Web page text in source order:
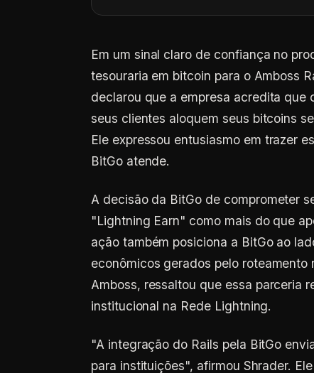
Em um sinal claro de confiança no
tesouraria em bitcoin para o Amboss
declarou que a empresa acredita que
seus clientes aloquem seus bitcoins
Ele expressou entusiasmo em trazer
BitGo atende.
A decisão da BitGo de comprometer
"Lightning Earn" como mais do que
ação também posiciona a BitGo ao
econômicos gerados pelo
Amboss, ressaltou que essa parceria
institucional na Rede Lightning.
"A integração do Rails pela BitGo
para instituições", afirmou Shrader.